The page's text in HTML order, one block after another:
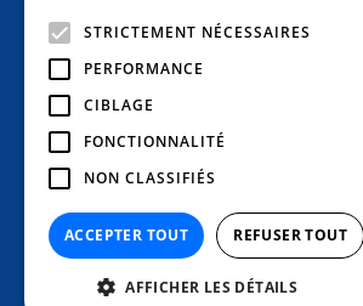
Carlo App | Linkedin
STRICTEMENT NÉCESSAIRES
PERFORMANCE
CIBLAGE
FONCTIONNALITÉ
NON CLASSIFIÉS
ACCEPTER TOUT REFUSER TOUT
AFFICHER LES DÉTAILS